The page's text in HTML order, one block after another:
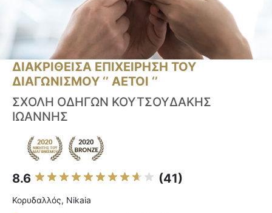
ΔΙΑΚΡΙΘΕΙΣΑ ΕΠΙΧΕΙΡΗΣΗ ΤΟΥ
ΔΙΑΓΩΝΙΣΜΟΥ ‘’ ΑΕΤΟΙ ‘’
ΣΧΟΛΗ ΟΔΗΓΩΝ ΚΟΥΤΣΟΥΔΑΚΗΣ
ΙΩΑΝΝΗΣ
8.6 (41)
Κορυδαλλός, Nikaia